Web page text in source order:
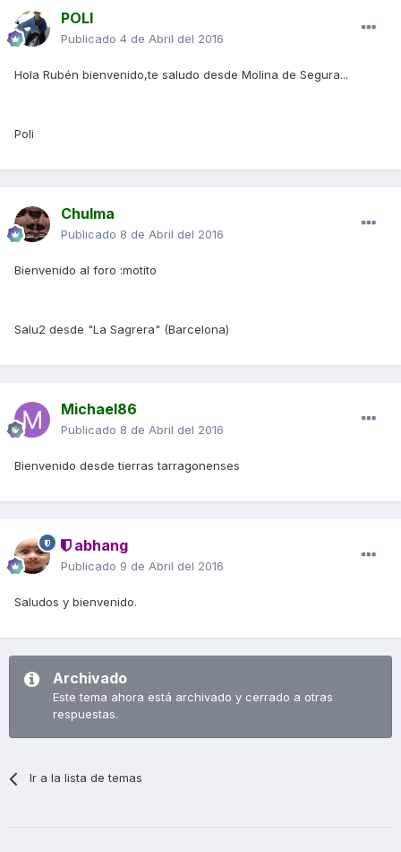
POLI
Publicado 4 de Abril del 2016
Hola Rubén bienvenido,te saludo desde Molina de Segura...
Poli
Chulma
Publicado 8 de Abril del 2016
Bienvenido al foro :motito
Salu2 desde "La Sagrera" (Barcelona)
Michael86
Publicado 8 de Abril del 2016
Bienvenido desde tierras tarragonenses
abhang
Publicado 9 de Abril del 2016
Saludos y bienvenido.
Archivado
Este tema ahora está archivado y cerrado a otras
respuestas.
Ir a la lista de temas